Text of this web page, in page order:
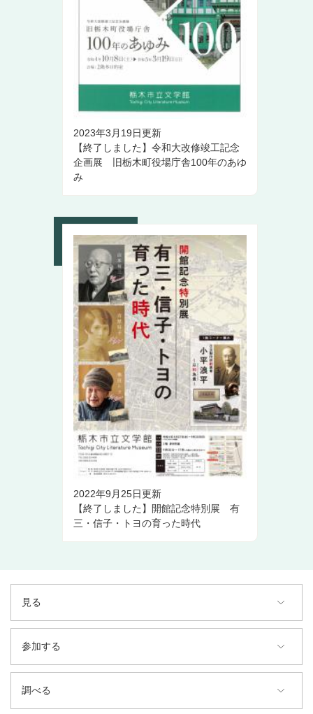
2023年3月19日更新
【終了しました】令和大改修竣工記念
企画展 旧栃木町役場庁舎100年のあゆ
み
2022年9月25日更新
【終了しました】開館記念特別展 有
三・信子・トヨの育った時代
見る
参加する
調べる